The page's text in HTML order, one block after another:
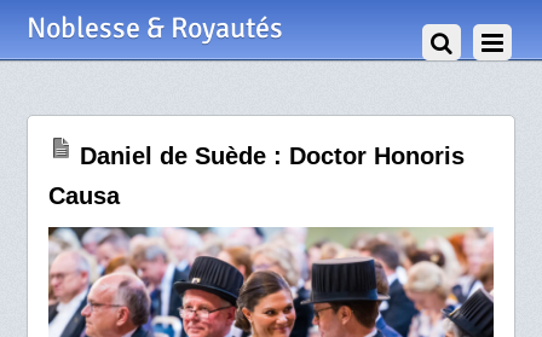
Noblesse & Royautés
Daniel de Suède : Doctor Honoris
Causa